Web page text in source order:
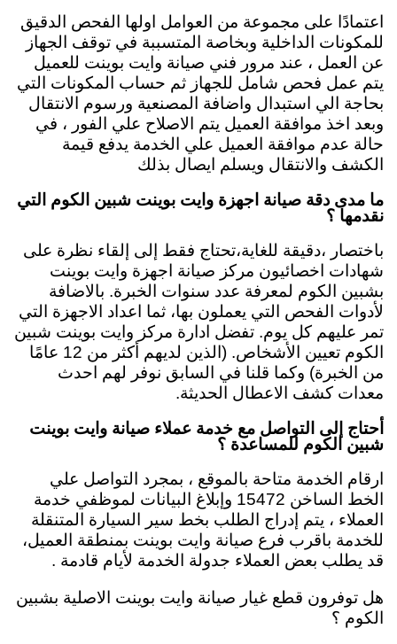
اعتمادًا على مجموعة من العوامل اولها الفحص الدقيق
للمكونات الداخلية وبخاصة المتسببة في توقف الجهاز
عن العمل ، عند مرور فني صيانة وايت بوينت للعميل
يتم عمل فحص شامل للجهاز ثم حساب المكونات التي
بحاجة الي استبدال واضافة المصنعية ورسوم الانتقال
وبعد اخذ موافقة العميل يتم الاصلاح علي الفور ، في
حالة عدم موافقة العميل علي الخدمة يدفع قيمة
الكشف والانتقال ويسلم ايصال بذلك
ما مدى دقة صيانة اجهزة وايت بوينت شبين الكوم التي
نقدمها ؟
باختصار ،دقيقة للغاية،تحتاج فقط إلى إلقاء نظرة على
شهادات اخصائيون مركز صيانة اجهزة وايت بوينت
بشبين الكوم لمعرفة عدد سنوات الخبرة. بالاضافة
لأدوات الفحص التي يعملون بها، ثما اعداد الاجهزة التي
تمر عليهم كل يوم. تفضل ادارة مركز وايت بوينت شبين
الكوم تعيين الأشخاص. (الذين لديهم أكثر من 12 عامًا
من الخبرة) وكما قلنا في السابق نوفر لهم احدث
معدات كشف الاعطال الحديثة.
أحتاج إلى التواصل مع خدمة عملاء صيانة وايت بوينت
شبين الكوم للمساعدة ؟
ارقام الخدمة متاحة بالموقع ، بمجرد التواصل علي
الخط الساخن 15472 وإبلاغ البيانات لموظفي خدمة
العملاء ، يتم إدراج الطلب بخط سير السيارة المتنقلة
للخدمة باقرب فرع صيانة وايت بوينت بمنطقة العميل،
قد يطلب بعض العملاء جدولة الخدمة لأيام قادمة .
هل توفرون قطع غيار صيانة وايت بوينت الاصلية بشبين
الكوم ؟